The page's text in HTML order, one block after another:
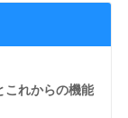
れからの機能